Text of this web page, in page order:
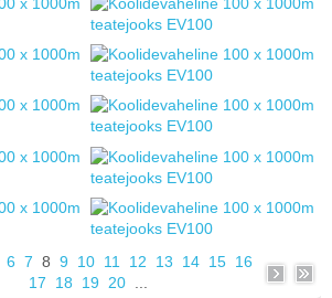
6 7 8 9 10 11 12 13 14 15 16
17
18 19 20...